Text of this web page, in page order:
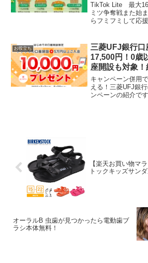
TikTok Lite 最大
ミツ争奪戦また始
らフミフミして応
ます。ハチミツを
報酬...
お役立ち
三菱UFJ銀行口
17,500円！0歳
座開設も対象
キャンペーン併用
える！三菱UFJ銀
ンペーンの紹介で
【楽天お買い物マ
トックキッズサン
オーラルB 虫歯が見つかったら電動歯ブ
ラシ本体無料！